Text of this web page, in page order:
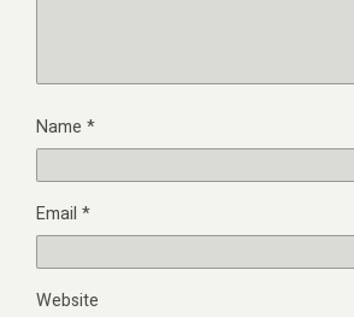
Name *
Email *
Website